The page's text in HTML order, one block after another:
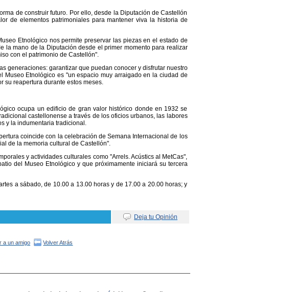
de construir futuro. Por ello, desde la Diputación de Castellón
de elementos patrimoniales para mantener viva la historia de
Etnológico nos permite preservar las piezas en el estado de
la mano de la Diputación desde el primer momento para realizar
con el patrimonio de Castellón".
generaciones: garantizar que puedan conocer y disfrutar nuestro
Museo Etnológico es "un espacio muy arraigado en la ciudad de
su reapertura durante estos meses.
ocupa un edificio de gran valor histórico donde en 1932 se
castellonense a través de los oficios urbanos, las labores
y la indumentaria tradicional.
coincide con la celebración de Semana Internacional de los
de la memoria cultural de Castellón".
y actividades culturales como "Arrels. Acústics al MetCas",
del Museo Etnológico y que próximamente iniciará su tercera
a sábado, de 10.00 a 13.00 horas y de 17.00 a 20.00 horas; y
Deja tu Opinión
a un amigo Volver Atrás